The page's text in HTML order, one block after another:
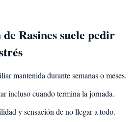
Rasinessuele pedir
mantenida durante semanas o meses.
incluso cuando termina la jornada.
y sensación de no llegar a todo.